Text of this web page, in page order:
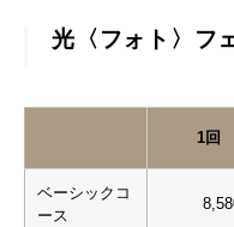
光〈フォト〉フ
1回
ベーシックコ
ース